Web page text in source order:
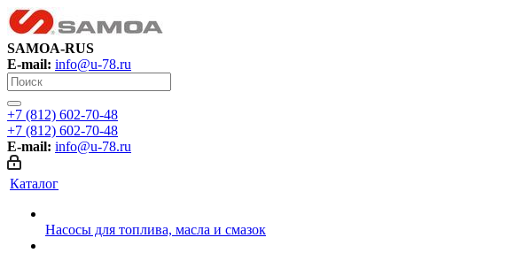
SAMOA-RUS
E-mail: info@u-78.ru
+7 (812) 602-70-48
+7 (812) 602-70-48
E-mail: info@u-78.ru
Каталог
Насосы для топлива, масла и смазок